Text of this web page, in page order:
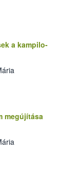
a kampilo­
megújítása